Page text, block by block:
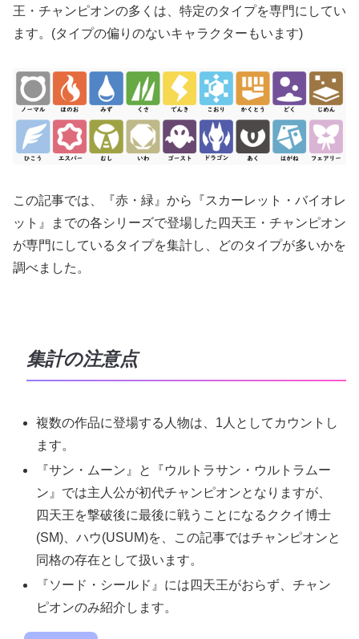
王・チャンピオンの多くは、特定のタイプを専門にしてい
ます。(タイプの偏りのないキャラクターもいます)
この記事では、『赤・緑』から『スカーレット・バイオレ
ット』までの各シリーズで登場した四天王・チャンピオン
が専門にしているタイプを集計し、どのタイプが多いかを
調べました。
集計の注意点
複数の作品に登場する人物は、1人としてカウントし
ます。
『サン・ムーン』と『ウルトラサン・ウルトラムー
ン』では主人公が初代チャンピオンとなりますが、
四天王を撃破後に最後に戦うことになるククイ博士
(SM)、ハウ(USUM)を、この記事ではチャンピオンと
同格の存在として扱います。
『ソード・シールド』には四天王がおらず、チャン
ピオンのみ紹介します。